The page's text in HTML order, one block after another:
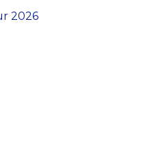
2026